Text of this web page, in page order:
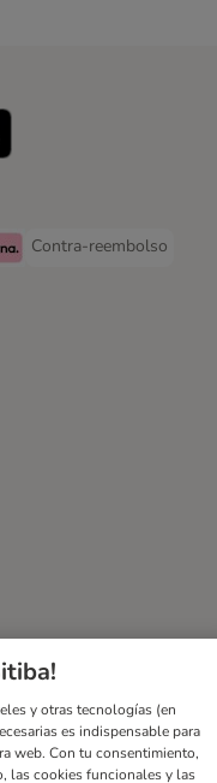
MethodMethod
Payment Method
Contra-reembolso
Contra-reembolso
Method
de accesibilidad
entrega
y otras tecnologías (en
es indispensable para
web. Con tu consentimiento,
las cookies funcionales y las